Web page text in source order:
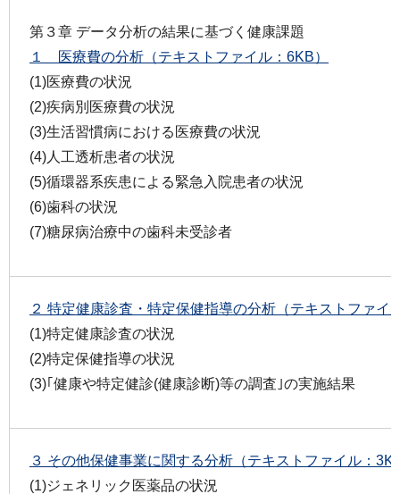
第３章 データ分析の結果に基づく健康課題
１ 医療費の分析（テキストファイル：6KB）
(1)医療費の状況
(2)疾病別医療費の状況
(3)生活習慣病における医療費の状況
(4)人工透析患者の状況
(5)循環器系疾患による緊急入院患者の状況
(6)歯科の状況
(7)糖尿病治療中の歯科未受診者
２ 特定健康診査・特定保健指導の分析（テキストファイ
(1)特定健康診査の状況
(2)特定保健指導の状況
(3)｢健康や特定健診(健康診断)等の調査｣の実施結果
３ その他保健事業に関する分析（テキストファイル：
(1)ジェネリック医薬品の状況